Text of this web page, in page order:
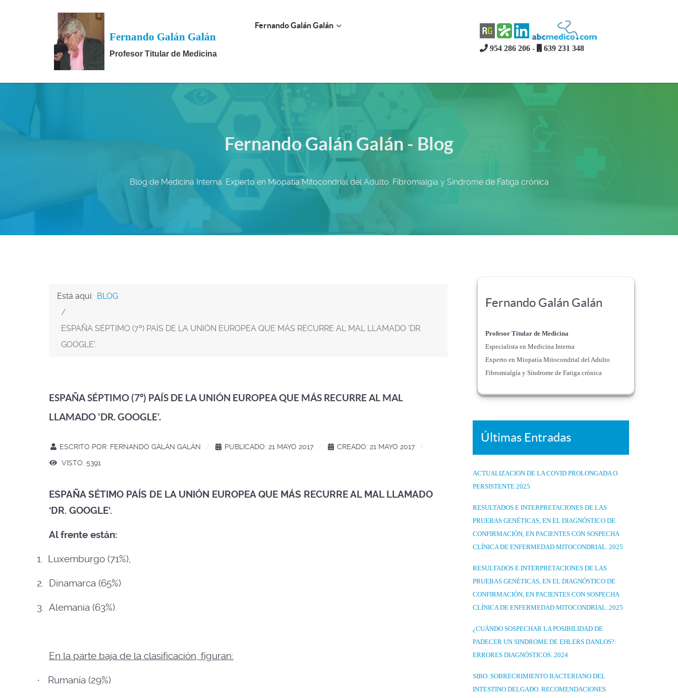
Fernando Galán Galán
Profesor Titular de Medicina
Fernando Galán Galán
954 286 206 - 639 231 348
Fernando Galán Galán - Blog
Blog de Medicina Interna. Experto en Miopatía Mitocondrial del Adulto. Fibromialgía y Síndrome de Fatiga crónica
Está aquí: BLOG
ESPAÑA SÉPTIMO (7º) PAÍS DE LA UNIÓN EUROPEA QUE MÁS RECURRE AL MAL LLAMADO 'DR.
GOOGLE'.
ESPAÑA SÉPTIMO (7º) PAÍS DE LA UNIÓN EUROPEA QUE MÁS RECURRE AL MAL
LLAMADO 'DR. GOOGLE'.
ESCRITO POR: FERNANDO GALÁN GALÁN PUBLICADO: 21 MAYO 2017
CREADO: 21 MAYO 2017
VISTO: 5391
ESPAÑA SÉTIMO PAÍS DE LA UNIÓN EUROPEA QUE MÁS RECURRE AL MAL LLAMADO
'DR. GOOGLE'.
Al frente están:
1. Luxemburgo (71%),
2. Dinamarca (65%)
3. Alemania (63%).
En la parte baja de la clasificación, figuran:
· Rumanía (29%)
Fernando Galán Galán
Profesor Titular de Medicina
Especialista en Medicina Interna
Experto en Miopatía Mitocondrial del Adulto
Fibromialgía y Síndrome de Fatiga crónica
Últimas Entradas
ACTUALIZACION DE LA COVID PROLONGADA O
PERSISTENTE 2025
RESULTADOS E INTERPRETACIONES DE LAS
PRUEBAS GENÉTICAS, EN EL DIAGNÓSTICO DE
CONFIRMACIÓN, EN PACIENTES CON SOSPECHA
CLÍNICA DE ENFERMEDAD MITOCONDRIAL. 2025
RESULTADOS E INTERPRETACIONES DE LAS
PRUEBAS GENÉTICAS, EN EL DIAGNÓSTICO DE
CONFIRMACIÓN, EN PACIENTES CON SOSPECHA
CLÍNICA DE ENFERMEDAD MITOCONDRIAL. 2025
¿CUÁNDO SOSPECHAR LA POSIBILIDAD DE
PADECER UN SINDROME DE EHLERS DANLOS?:
ERRORES DIAGNÓSTICOS. 2024
SIBO. SOBRECRIMIENTO BACTERIANO DEL
INTESTINO DELGADO. RECOMENDACIONES